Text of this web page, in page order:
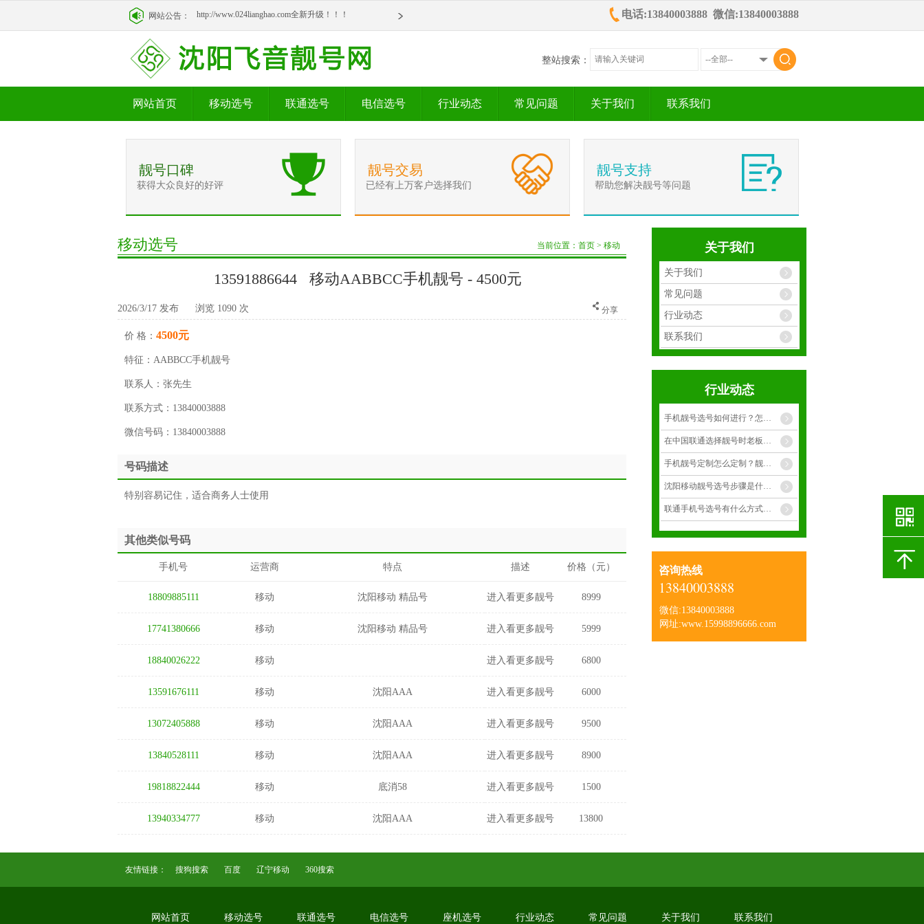
网站公告： http://www.024lianghao.com全新升级！！！ 电话:13840003888 微信:13840003888
整站搜索：
网站首页 移动选号 联通选号 电信选号 行业动态 常见问题 关于我们 联系我们
靓号口碑
获得大众良好的好评
靓号交易
已经有上万客户选择我们
靓号支持
帮助您解决靓号等问题
移动选号 当前位置： 首页 > 移动
13591886644 移动AABBCC手机靓号 - 4500元
分享
2026/3/17 发布 浏览 1090 次
价 格： 4500元
特征： AABBCC手机靓号
联系人： 张先生
联系方式： 13840003888
微信号码： 13840003888
号码描述
特别容易记住，适合商务人士使用
其他类似号码
手机号 运营商 特点 描述 价格（元）
18809885111 移动 沈阳移动 精品号 进入看更多靓号 8999
17741380666 移动 沈阳移动 精品号 进入看更多靓号 5999
18840026222 移动 进入看更多靓号 6800
13591676111 移动 沈阳AAA 进入看更多靓号 6000
13072405888 移动 沈阳AAA 进入看更多靓号 9500
13840528111 移动 沈阳AAA 进入看更多靓号 8900
19818822444 移动 底消58 进入看更多靓号 1500
13940334777 移动 沈阳AAA 进入看更多靓号 13800
关于我们
关于我们
常见问题
行业动态
联系我们
行业动态
手机靓号选号如何进行？怎么才能选择到合适靓号？
在中国联通选择靓号时老板选择什么样的手靓号呢？
手机靓号定制怎么定制？靓号有多少种呢？
沈阳移动靓号选号步骤是什么呢？
联通手机号选号有什么方式呢？
咨询热线
13840003888
微信:13840003888
网址:www.15998896666.com
友情链接： 搜狗搜索 百度 辽宁移动 360搜索
网站首页 移动选号 联通选号 电信选号 座机选号 行业动态 常见问题 关于我们 联系我们